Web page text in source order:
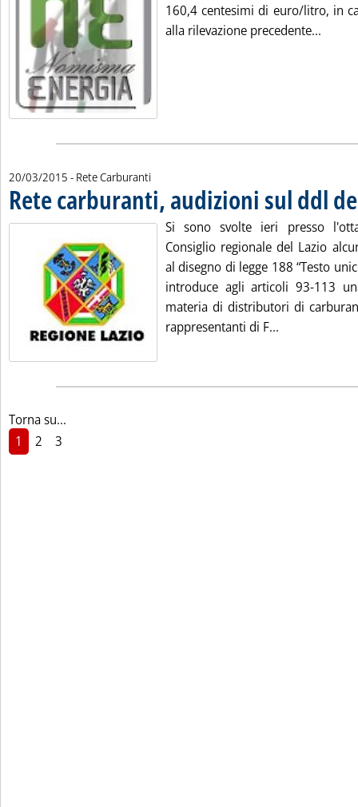
160,4 centesimi di euro/litro, in
alla rilevazione precedente...
20/03/2015 - Rete Carburanti
Rete carburanti, audizioni sul ddl
Si sono svolte ieri presso
Consiglio regionale del Lazio
al disegno di legge 188 “Testo
introduce agli articoli 93-113
materia di distributori di
rappresentanti di F...
Torna su...
1
2 3